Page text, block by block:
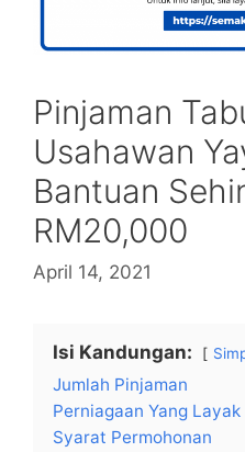
Pinjaman
Usahawan
Bantuan
RM20,000
April 14, 2021
Isi Kandungan:
Jumlah Pinjaman
Perniagaan Yang
Syarat Permohonan